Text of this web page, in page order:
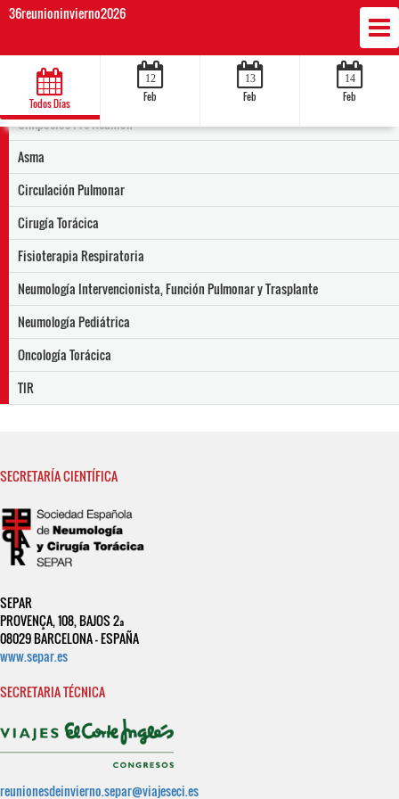
36reunioninvierno2026
Todos Días
12
Feb
13
Feb
14
Feb
Simposios Pre-Reunión
Asma
Circulación Pulmonar
Cirugía Torácica
Fisioterapia Respiratoria
Neumología Intervencionista, Función Pulmonar y Trasplante
Neumología Pediátrica
Oncología Torácica
TIR
SECRETARÍA CIENTÍFICA
SEPAR
PROVENÇA, 108, BAJOS 2ª
08029 BARCELONA - ESPAÑA
www.separ.es
SECRETARIA TÉCNICA
reunionesdeinvierno.separ@viajeseci.es